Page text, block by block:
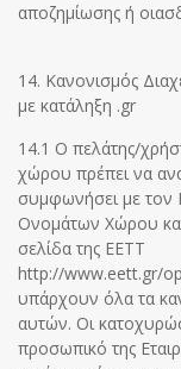
αποζημίωσης ή
14. Κανονισμός
με κατάληξη .gr
14.1 Ο πελάτης/
χώρου πρέπει να
συμφωνήσει με τον
Ονομάτων Χώρου
σελίδα της ΕΕΤΤ
http://www.eett.gr/
υπάρχουν όλα τα
αυτών. Οι
προσωπικό της